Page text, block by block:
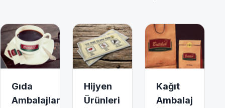
Gıda
Ambalajları
Hijyen
Ürünleri
Kağıt
Ambalaj